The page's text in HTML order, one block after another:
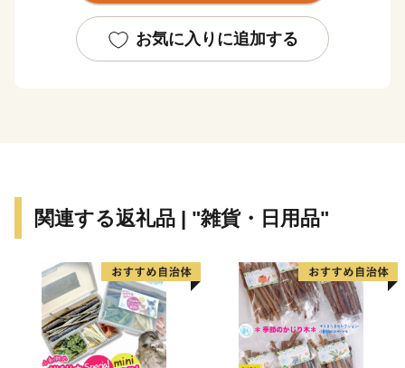
プ、四季を通じて味覚狩りが楽しめます。
んでいます。
った調べ学習の推進や学級担任とは別にサポート教員を
手厚く配置。
その他にも、自然体験活動など特色ある教育に取り組ん
でいます。
お気に入りに追加する
関連する返礼品 | "雑貨・日用品"